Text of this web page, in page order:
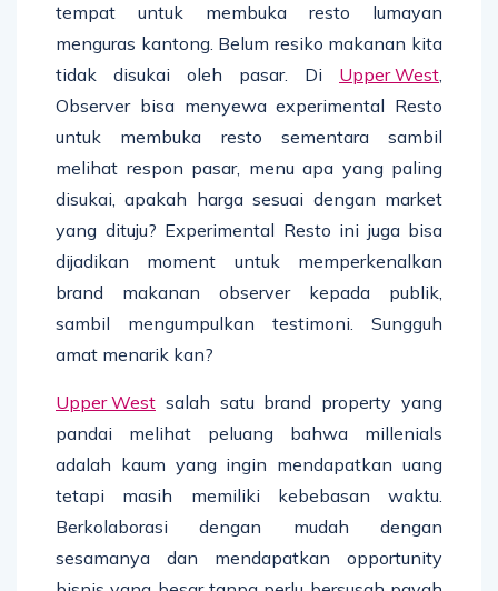
tempat untuk membuka resto lumayan
menguras kantong. Belum resiko makanan kita
tidak disukai oleh pasar. Di Upper West
Observer bisa menyewa experimental Resto
untuk membuka resto sementara sambil
melihat respon pasar, menu apa yang paling
disukai, apakah harga sesuai dengan market
yang dituju? Experimental Resto ini juga bisa
dijadikan moment untuk memperkenalkan
brand makanan observer kepada publik,
sambil mengumpulkan testimoni. Sungguh
amat menarik kan?
Upper West salah satu brand property yang
pandai melihat peluang bahwa millenials
adalah kaum yang ingin mendapatkan uang
tetapi masih memiliki kebebasan waktu.
Berkolaborasi dengan mudah dengan
sesamanya dan mendapatkan opportunity